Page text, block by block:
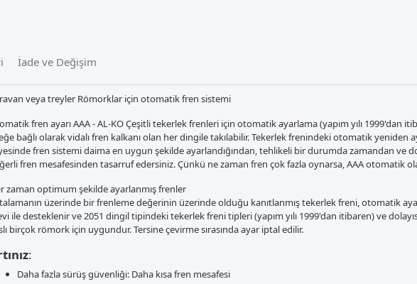
İade ve Değişim
veya treyler Römorklar için otomatik fren sistemi
fren ayarı AAA - AL-KO Çeşitli tekerlek frenleri için otomatik ayarlama (yapım yılı 1999'dan
bağlı olarak vidalı fren kalkanı olan her dingile takılabilir. Tekerlek frenindeki otomatik yeniden
fren sistemi daima en uygun şekilde ayarlandığından, tehlikeli bir durumda zamandan ve
fren mesafesinden tasarruf edersiniz. Çünkü ne zaman fren çok fazla oynarsa, AAA otomatik
zaman optimum şekilde ayarlanmış frenler
üzerinde bir frenleme değerinin üzerinde olduğu kanıtlanmış tekerlek freni, otomatik
ile desteklenir ve 2051 dingil tipindeki tekerlek freni tipleri (yapım yılı 1999'dan itibaren) ve
birçok römork için uygundur. Tersine çevirme sırasında ayar iptal edilir.
:
Daha fazla sürüş güvenliği: Daha kısa fren mesafesi